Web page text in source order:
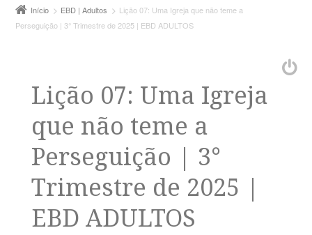
Início EBD | Adultos
Lição 07: Uma Igreja que não teme a
Perseguição | 3° Trimestre de 2025 | EBD ADULTOS
Lição 07: Uma Igreja
que não teme a
Perseguição | 3°
Trimestre de 2025 |
EBD ADULTOS